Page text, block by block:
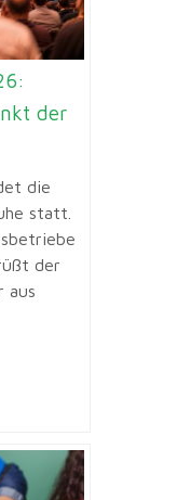
der
die
statt.
der
aus